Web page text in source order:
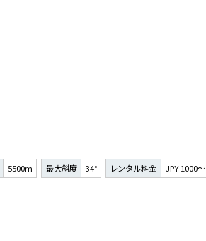
5500m 最大斜度 34° レンタル料金 JPY 1000～